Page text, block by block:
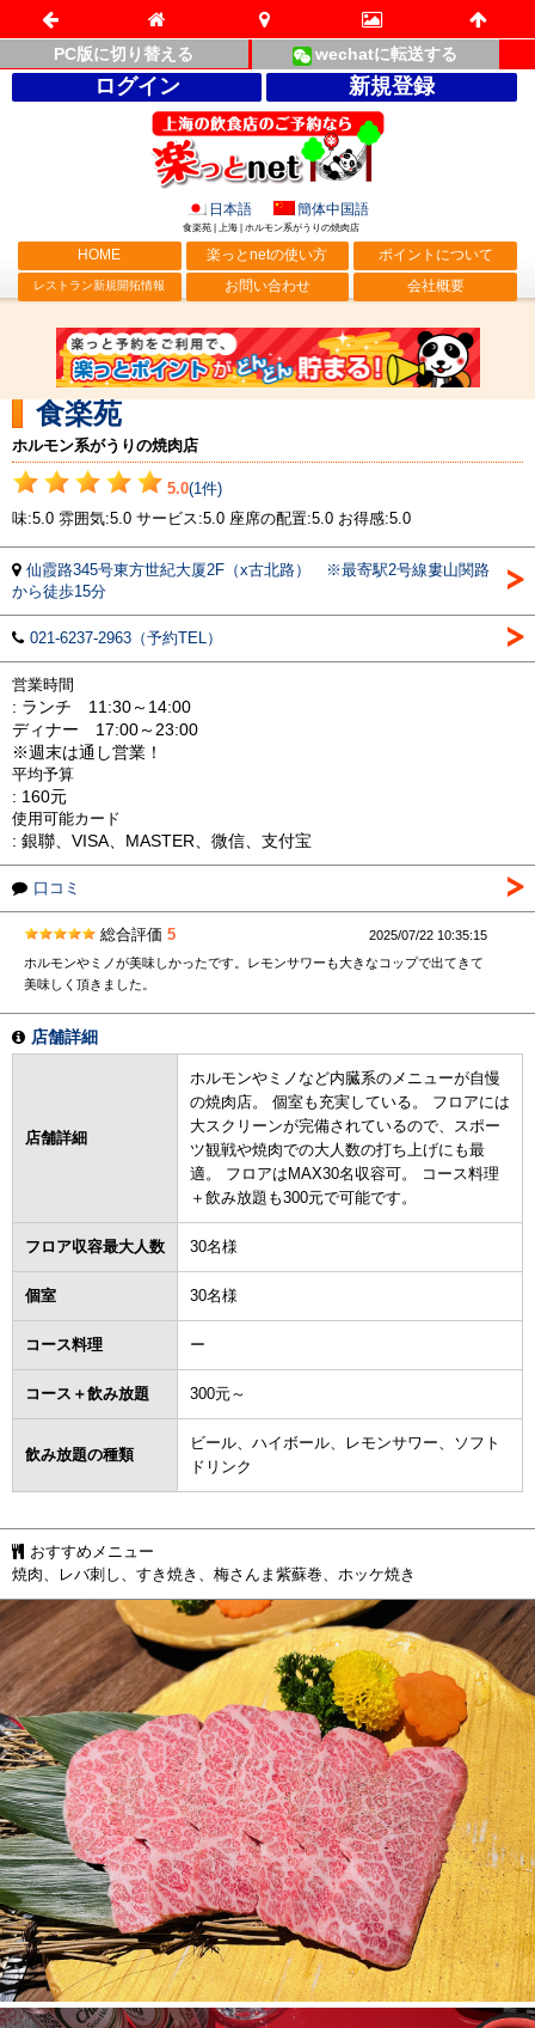
PC版に切り替える wechatに転送する
ログイン 新規登録
日本語 簡体中国語
食楽苑 | 上海 | ホルモン系がうりの焼肉店
HOME 楽っとnetの使い方 ポイントについて
レストラン新規開拓情報 お問い合わせ 会社概要
食楽苑
ホルモン系がうりの焼肉店
5.0(1件)
味:5.0 雰囲気:5.0 サービス:5.0 座席の配置:5.0 お得感:5.0
仙霞路345号東方世紀大厦2F（x古北路） ※最寄駅2号線婁山関路
から徒歩15分
021-6237-2963（予約TEL）
営業時間
: ランチ 11:30～14:00
ディナー 17:00～23:00
※週末は通し営業！
平均予算
: 160元
使用可能カード
: 銀聯、VISA、MASTER、微信、支付宝
口コミ
総合評価 5
2025/07/22 10:35:15
ホルモンやミノが美味しかったです。レモンサワーも大きなコップで出てきて
美味しく頂きました。
店舗詳細
店舗詳細
ホルモンやミノなど内臓系のメニューが自慢
の焼肉店。 個室も充実している。 フロアには
大スクリーンが完備されているので、スポー
ツ観戦や焼肉での大人数の打ち上げにも最
適。 フロアはMAX30名収容可。 コース料理
＋飲み放題も300元で可能です。
フロア収容最大人数 30名様
個室 30名様
コース料理 ー
コース＋飲み放題 300元～
飲み放題の種類
ビール、ハイボール、レモンサワー、ソフト
ドリンク
おすすめメニュー
焼肉、レバ刺し、すき焼き、梅さんま紫蘇巻、ホッケ焼き